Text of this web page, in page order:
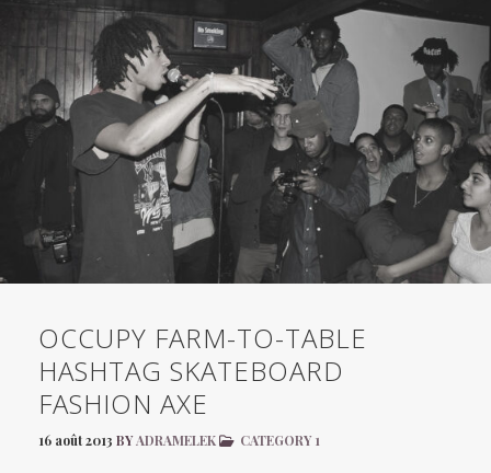
OCCUPY FARM-TO-TABLE
HASHTAG SKATEBOARD
FASHION AXE
16 août 2013 BYADRAMELEK CATEGORY 1